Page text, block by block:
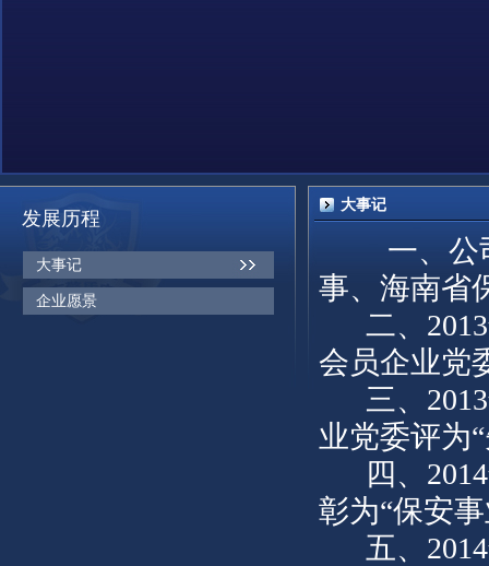
发展历程
大事记
企业愿景
大事记
一、公
事、海南省
二、
会员企业党
三、
业党委评为
四、
彰为“保安
五、